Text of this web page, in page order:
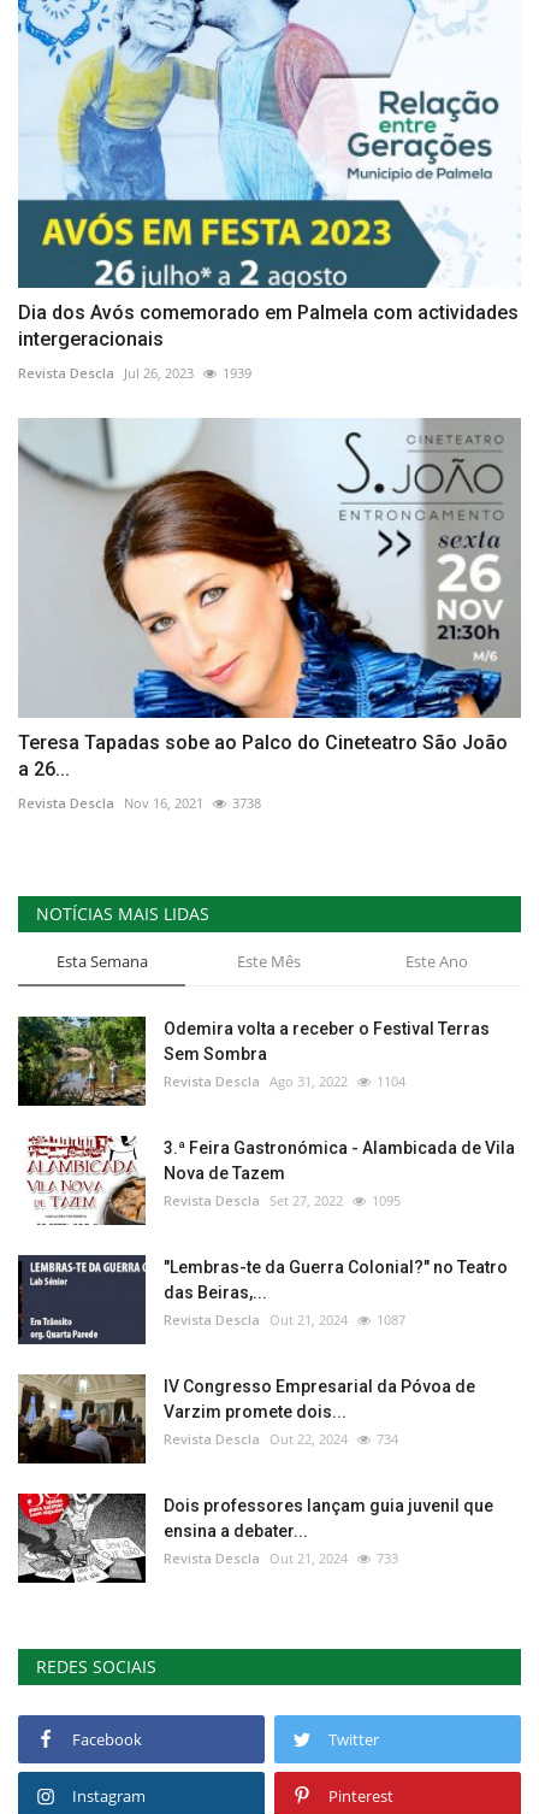
Dia dos Avós comemorado em Palmela com actividades
intergeracionais
Revista Descla Jul 26, 2023 1939
Teresa Tapadas sobe ao Palco do Cineteatro São João
a 26...
Revista Descla Nov 16, 2021 3738
NOTÍCIAS MAIS LIDAS
Esta Semana Este Mês Este Ano
Odemira volta a receber o Festival Terras
Sem Sombra
Revista Descla Ago 31, 2022 1104
3.ª Feira Gastronómica - Alambicada de Vila
Nova de Tazem
Revista Descla Set 27, 2022 1095
"Lembras-te da Guerra Colonial?" no Teatro
das Beiras,...
Revista Descla Out 21, 2024 1087
IV Congresso Empresarial da Póvoa de
Varzim promete dois...
Revista Descla Out 22, 2024 734
Dois professores lançam guia juvenil que
ensina a debater...
Revista Descla Out 21, 2024 733
REDES SOCIAIS
Facebook Twitter
Instagram Pinterest